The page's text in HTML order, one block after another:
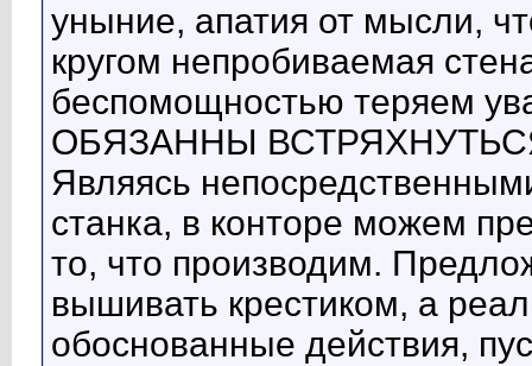
уныние, апатия от мысли,
кругом непробиваемая
беспомощностью теряем
ОБЯЗАННЫ
Являясь
станка, в конторе можем
то, что производим.
вышивать крестиком, а
обоснованные действия,